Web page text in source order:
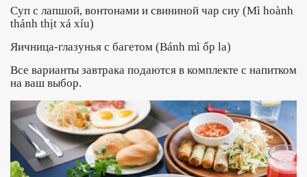
Суп с лапшой, вонтонами и свининой чар сиу (Mì hoành
thánh thịt xá xíu)
Яичница-глазунья с багетом (Bánh mì ốp la)
Все варианты завтрака подаются в комплекте с напитком
на ваш выбор.